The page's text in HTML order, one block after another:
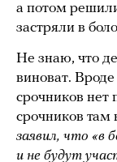
а потом
застряли в
Не знаю, что
виноват.
срочников нет
срочников там
заявил, что «в
и не будут